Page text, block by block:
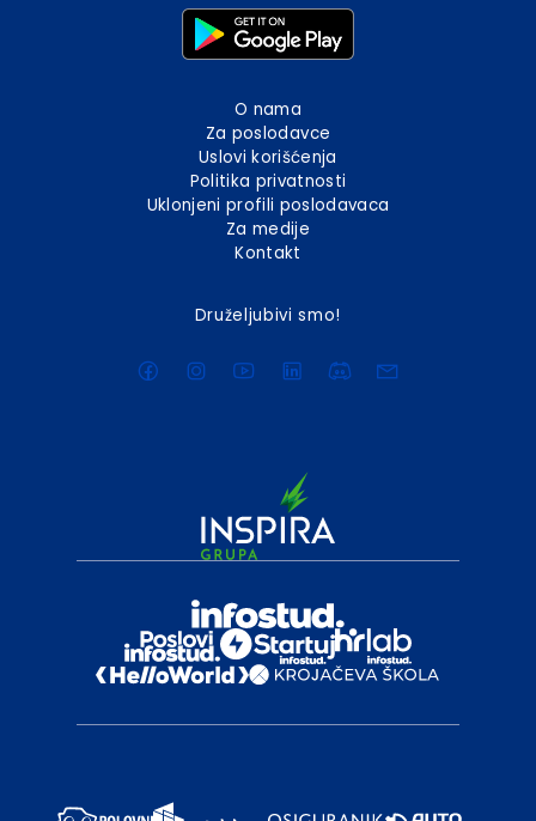
O nama
Za poslodavce
Uslovi korišćenja
Politika privatnosti
Uklonjeni profili poslodavaca
Za medije
Kontakt
Druželjubivi smo!